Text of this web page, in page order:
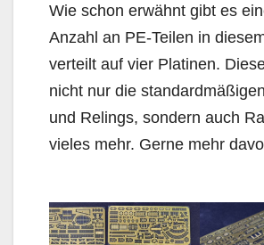
Wie schon erwähnt gibt es
Anzahl an PE-Teilen in
verteilt auf vier Platinen.
nicht nur die
und Relings, sondern auch
vieles mehr. Gerne mehr